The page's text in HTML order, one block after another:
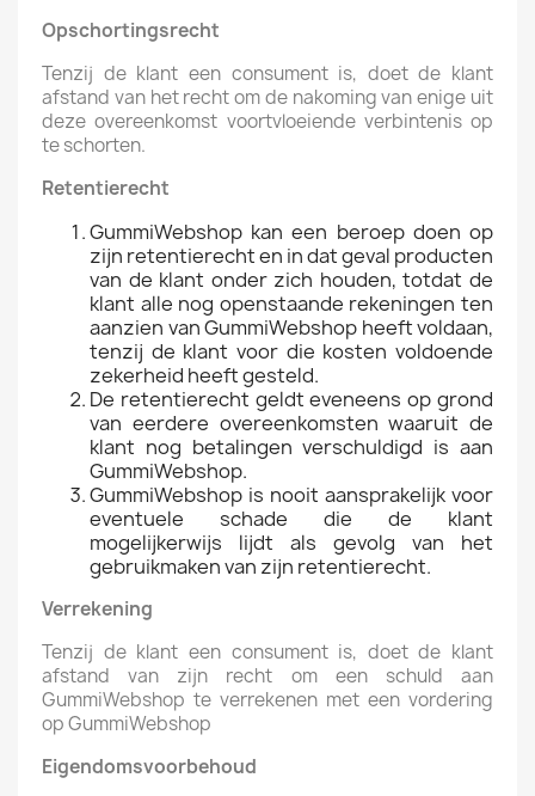
Opschortingsrecht
Tenzij de klant een consument is, doet de klant
afstand van het recht om de nakoming van enige uit
deze overeenkomst voortvloeiende verbintenis op
te schorten.
Retentierecht
GummiWebshop kan een beroep doen op
zijn retentierecht en in dat geval producten
van de klant onder zich houden, totdat de
klant alle nog openstaande rekeningen ten
aanzien van GummiWebshop heeft voldaan,
tenzij de klant voor die kosten voldoende
zekerheid heeft gesteld.
De retentierecht geldt eveneens op grond
van eerdere overeenkomsten waaruit de
klant nog betalingen verschuldigd is aan
GummiWebshop.
GummiWebshop is nooit aansprakelijk voor
eventuele schade die de klant
mogelijkerwijs lijdt als gevolg van het
gebruikmaken van zijn retentierecht.
Verrekening
Tenzij de klant een consument is, doet de klant
afstand van zijn recht om een schuld aan
GummiWebshop te verrekenen met een vordering
op GummiWebshop
Eigendomsvoorbehoud